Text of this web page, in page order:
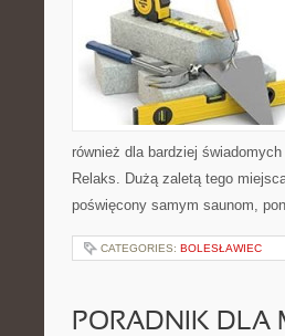
również dla bardziej
Relaks. Dużą zaletą tego
poświęcony samym saunom,
CATEGORIES: BOLESŁAWIEC
PORADNIK DLA